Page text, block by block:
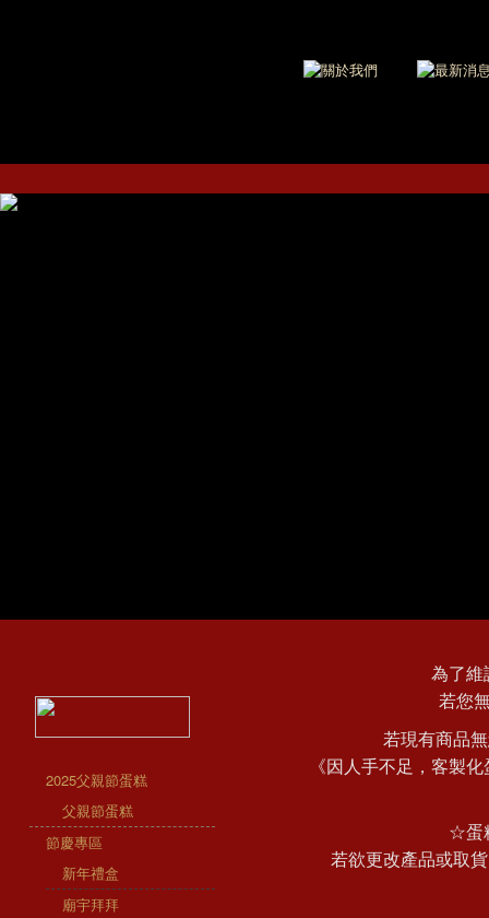
2025父親節蛋糕
父親節蛋糕
節慶專區
新年禮盒
廟宇拜拜
為了維
若您
若現有商品
《因人手不足，客製
☆蛋
若欲更改產品或取